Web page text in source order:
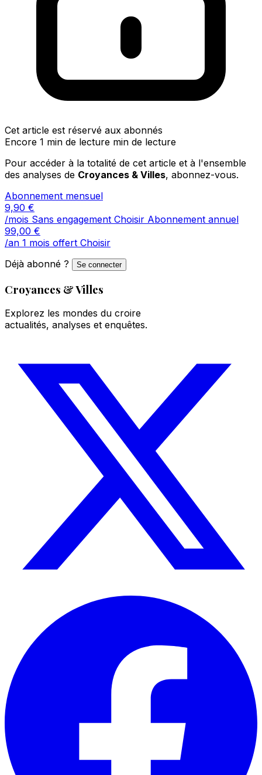
Cet article est réservé aux abonnés
Encore 1 min de lecture min de lecture
Pour accéder à la totalité de cet article et à l'ensemble
des analyses de Croyances & Villes, abonnez-vous.
Abonnement mensuel
9,90 €
/mois Sans engagement Choisir Abonnement annuel
99,00 €
/an 1 mois offert Choisir
Déjà abonné ?
Se connecter
Croyances & Villes
Explorez les mondes du croire
actualités, analyses et enquêtes.